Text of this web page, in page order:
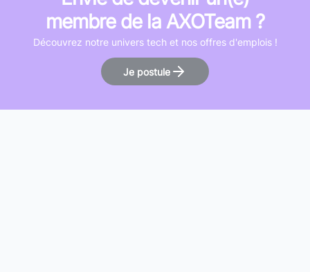
membre de la AXOTeam ?
Découvrez notre univers tech et nos offres d'emplois !
Je postule